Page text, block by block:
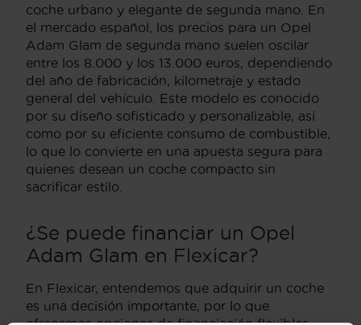
coche urbano y elegante de segunda mano. En
el mercado español, los precios para un Opel
Adam Glam de segunda mano suelen oscilar
entre los 8.000 y los 13.000 euros, dependiendo
del año de fabricación, kilometraje y estado
general del vehículo. Este modelo es conocido
por su diseño sofisticado y personalizable, así
como por su eficiente consumo de combustible,
lo que lo convierte en una apuesta segura para
quienes desean un coche compacto sin
sacrificar estilo.
¿Se puede financiar un Opel
Adam Glam en Flexicar?
En Flexicar, entendemos que adquirir un coche
es una decisión importante, por lo que